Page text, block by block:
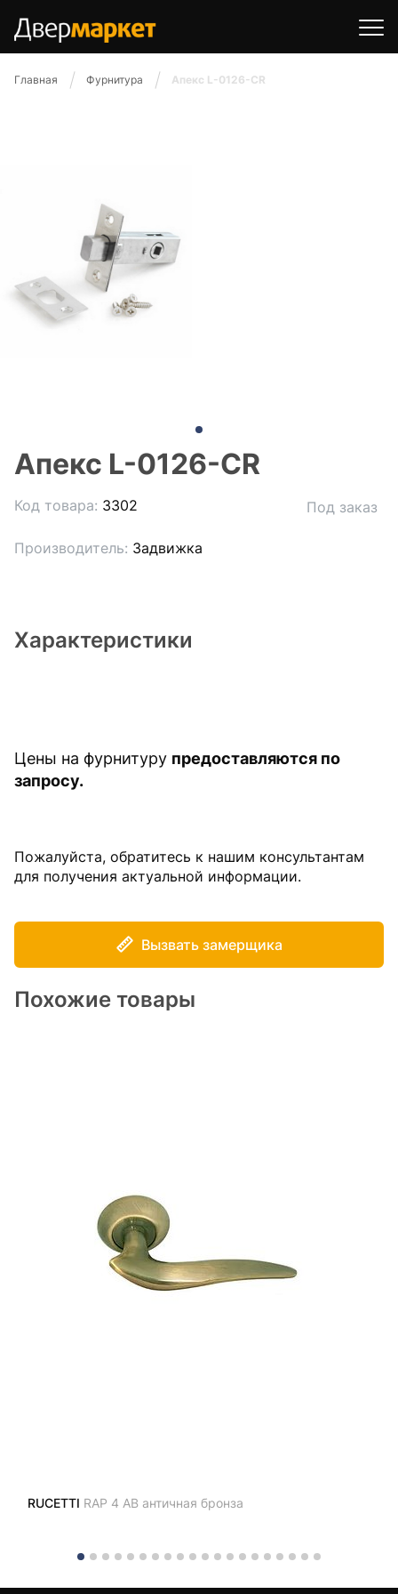
Главная Фурнитура Апекс L-0126-CR
Апекс L-0126-CR
Код товара: 3302
Производитель: Задвижка
Под заказ
Характеристики
Цены на фурнитуру предоставляются по
запросу.
Пожалуйста, обратитесь к нашим консультантам
для получения актуальной информации.
Вызвать замерщика
Похожие товары
RUCETTI RAP 4 AB античная бронза